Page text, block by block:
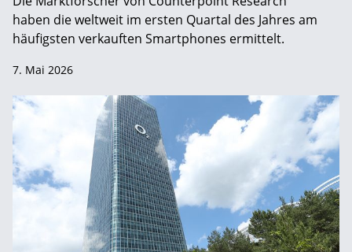
haben die weltweit im ersten Quartal des Jahres am
häufigsten verkauften Smartphones ermittelt.
7. Mai 2026